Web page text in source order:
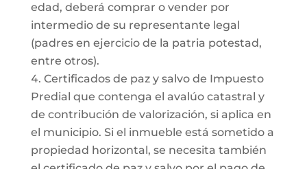
edad, deberá comprar o vender por
intermedio de su representante legal
(padres en ejercicio de la patria potestad,
entre otros).
Certificados de paz y salvo de Impuesto
Predial que contenga el avalúo catastral y
de contribución de valorización, si aplica en
el municipio. Si el inmueble está sometido a
propiedad horizontal, se necesita también